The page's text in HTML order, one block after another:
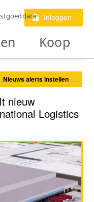
Inloggen
Koop
Nieuws alerts instellen
nieuw
Logistics